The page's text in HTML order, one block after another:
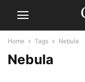
Home Tags Nebula
Nebula